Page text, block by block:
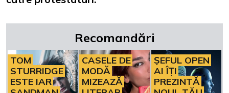
Recomandări
TOM
STURRIDGE
ESTE IAR
CASELE DE
MODĂ
MIZEAZĂ
ȘEFUL OPEN
AI ÎȚI
PREZINTĂ